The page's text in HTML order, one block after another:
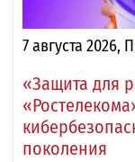
7 августа 2026,
«Защита для
поколения